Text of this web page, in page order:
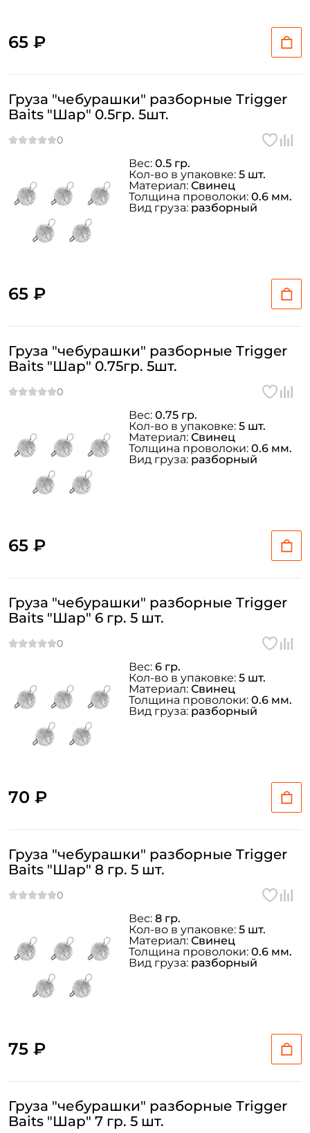
65 ₽
Груза "чебурашки" разборные Trigger
Baits "Шар" 0.5гр. 5шт.
65 ₽
Вес: 0.5 гр.
Кол-во в упаковке: 5 шт.
Материал: Свинец
Толщина проволоки: 0.6 мм.
Вид груза: разборный
Груза "чебурашки" разборные Trigger
Baits "Шар" 0.75гр. 5шт.
65 ₽
Вес: 0.75 гр.
Кол-во в упаковке: 5 шт.
Материал: Свинец
Толщина проволоки: 0.6 мм.
Вид груза: разборный
Груза "чебурашки" разборные Trigger
Baits "Шар" 6 гр. 5 шт.
70 ₽
Вес: 6 гр.
Кол-во в упаковке: 5 шт.
Материал: Свинец
Толщина проволоки: 0.6 мм.
Вид груза: разборный
Груза "чебурашки" разборные Trigger
Baits "Шар" 8 гр. 5 шт.
75 ₽
Вес: 8 гр.
Кол-во в упаковке: 5 шт.
Материал: Свинец
Толщина проволоки: 0.6 мм.
Вид груза: разборный
Груза "чебурашки" разборные Trigger
Baits "Шар" 7 гр. 5 шт.